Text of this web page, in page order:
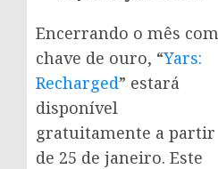
Encerrando o mês com
chave de ouro, “Yars:
Recharged” estará
disponível
gratuitamente a partir
de 25 de janeiro. Este